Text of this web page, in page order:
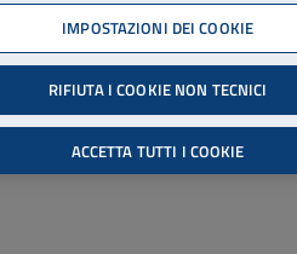
Accessibilità
Cerca
IMPOSTAZIONI DEI COOKIE
RIFIUTA I COOKIE NON TECNICI
ACCETTA TUTTI I COOKIE